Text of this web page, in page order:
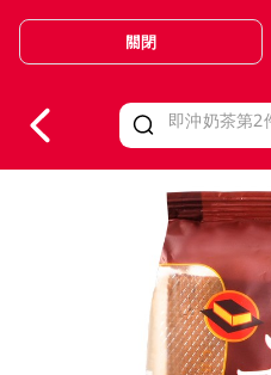
Valid Until 30 June 2026
關閉